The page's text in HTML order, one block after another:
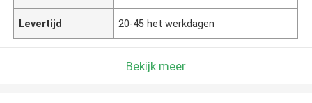
Levertijd 20-45 het werkdagen
Bekijk meer